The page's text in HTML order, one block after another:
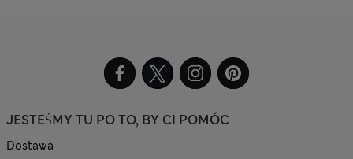
JESTEŚMY TU PO TO, BY CI POMÓC
Dostawa